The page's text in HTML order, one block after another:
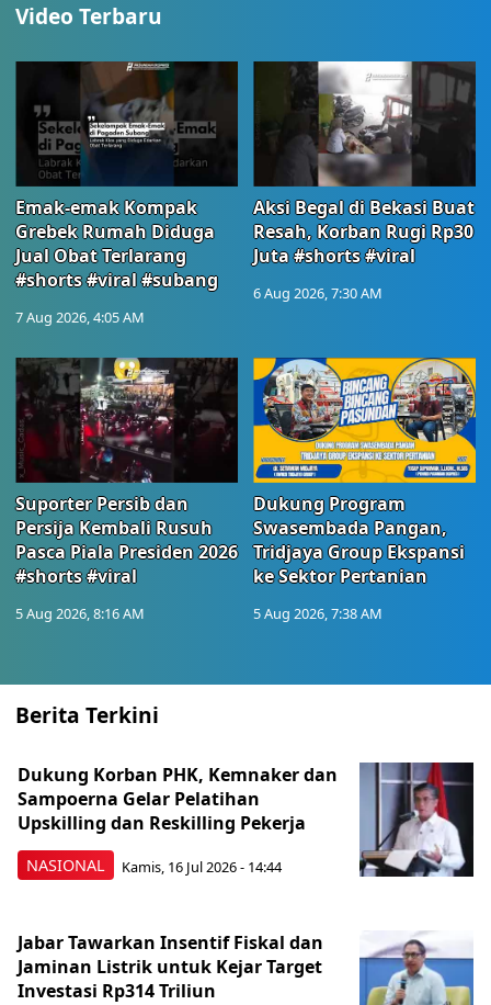
Video Terbaru
Emak-emak Kompak
Grebek Rumah Diduga
Jual Obat Terlarang
#shorts #viral #subang
7 Aug 2026, 4:05 AM
Aksi Begal di Bekasi Buat
Resah, Korban Rugi Rp30
Juta #shorts #viral
6 Aug 2026, 7:30 AM
Suporter Persib dan
Persija Kembali Rusuh
Pasca Piala Presiden 2026
#shorts #viral
5 Aug 2026, 8:16 AM
Dukung Program
Swasembada Pangan,
Tridjaya Group Ekspansi
ke Sektor Pertanian
5 Aug 2026, 7:38 AM
Berita Terkini
NASIONAL
Dukung Korban PHK, Kemnaker dan
Sampoerna Gelar Pelatihan
Upskilling dan Reskilling Pekerja
Kamis, 16 Jul 2026 - 14:44
Jabar Tawarkan Insentif Fiskal dan
Jaminan Listrik untuk Kejar Target
Investasi Rp314 Triliun